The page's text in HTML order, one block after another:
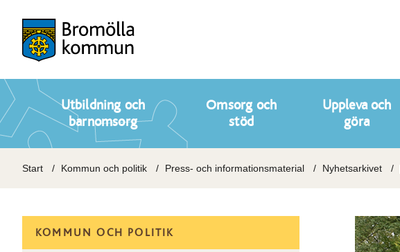
Utbildning och
barnomsorg
Omsorg och
stöd
Uppleva och
göra
Start Kommun och politik Press- och informationsmaterial Nyhetsarkivet
KOMMUN OCH POLITIK